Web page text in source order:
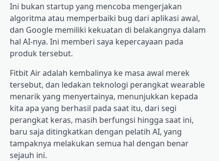
Ini bukan startup yang mencoba mengerjakan
algoritma atau memperbaiki bug dari aplikasi awal,
dan Google memiliki kekuatan di belakangnya dalam
hal AI-nya. Ini memberi saya kepercayaan pada
produk tersebut.
Fitbit Air adalah kembalinya ke masa awal merek
tersebut, dan ledakan teknologi perangkat wearable
menarik yang menyertainya, menunjukkan kepada
kita apa yang berhasil pada saat itu, dari segi
perangkat keras, masih berfungsi hingga saat ini,
baru saja ditingkatkan dengan pelatih AI, yang
tampaknya melakukan semua hal dengan benar
sejauh ini.